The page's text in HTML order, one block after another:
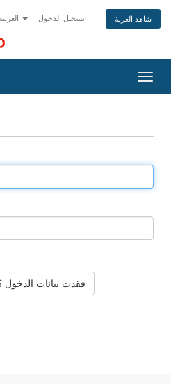
تسجيل الدخول شاهد العربة
فقدت بيانات الدخول